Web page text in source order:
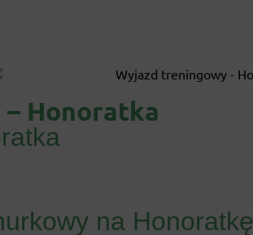
Honoratka
na Honoratkę